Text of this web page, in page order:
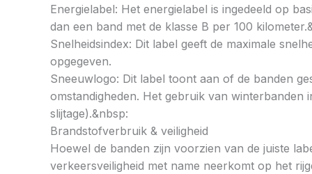
Energielabel: Het energielabel is ingedeeld op
dan een band met de klasse B per 100
Snelheidsindex: Dit label geeft de maximale
opgegeven.
Sneeuwlogo: Dit label toont aan of de banden
omstandigheden. Het gebruik van winterbanden
slijtage).&nbsp:
Brandstofverbruik & veiligheid
Hoewel de banden zijn voorzien van de juiste
verkeersveiligheid met name neerkomt op het